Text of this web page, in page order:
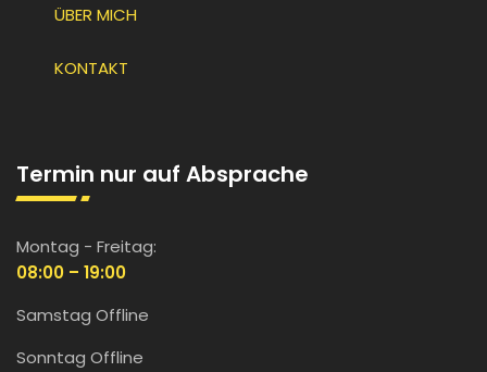
ÜBER MICH
KONTAKT
Termin nur auf Absprache
Montag - Freitag:
08:00 – 19:00
Samstag Offline
Sonntag Offline